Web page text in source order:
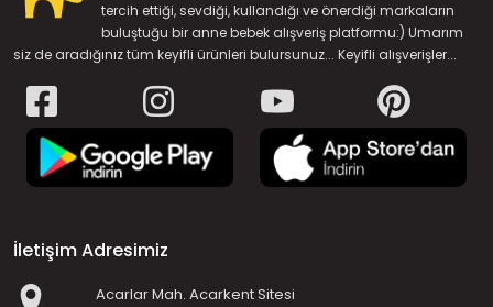
tercih ettiği, sevdiği, kullandığı ve önerdiği markaların
buluştuğu bir anne bebek alışveriş platformu:) Umarım
siz de aradığınız tüm keyifli ürünleri bulursunuz... Keyifli alışverişler...
İletişim Adresimiz
Acarlar Mah. Acarkent Sitesi